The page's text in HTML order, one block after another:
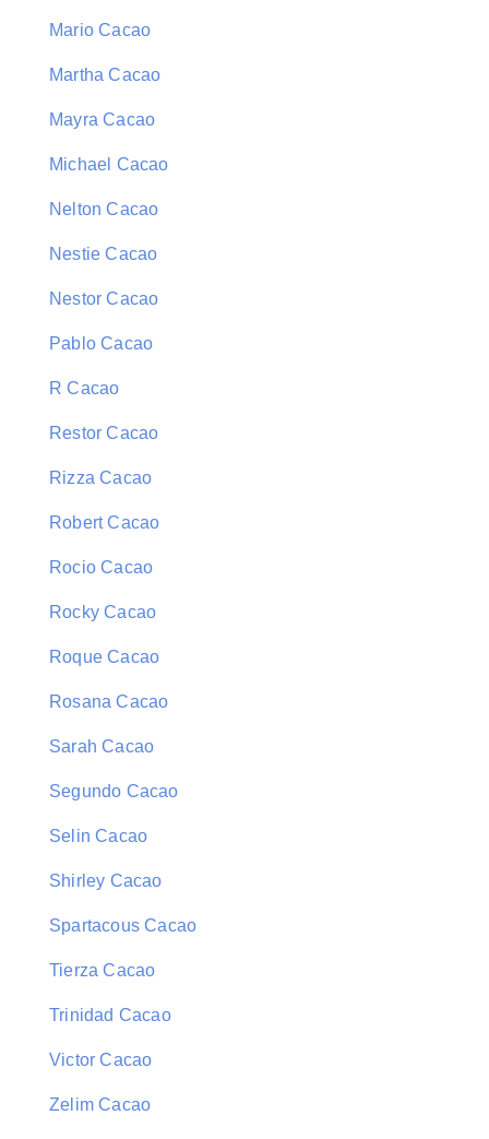
Mario Cacao
Martha Cacao
Mayra Cacao
Michael Cacao
Nelton Cacao
Nestie Cacao
Nestor Cacao
Pablo Cacao
R Cacao
Restor Cacao
Rizza Cacao
Robert Cacao
Rocio Cacao
Rocky Cacao
Roque Cacao
Rosana Cacao
Sarah Cacao
Segundo Cacao
Selin Cacao
Shirley Cacao
Spartacous Cacao
Tierza Cacao
Trinidad Cacao
Victor Cacao
Zelim Cacao